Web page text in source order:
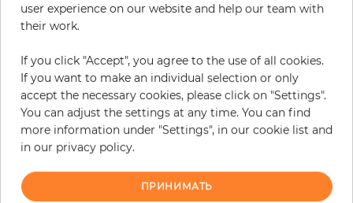
19% НДС включительно + Доставка
Цена за м² - 14,77 €
Do you need glue?
− +
user experience on our website and help our team with
their work.
If you click "Accept", you agree to the use of all cookies.
If you want to make an individual selection or only
accept the necessary cookies, please click on "Settings".
You can adjust the settings at any time. You can find
more information under "Settings", in our cookie list and
in our privacy policy.
ПРИНИМАТЬ